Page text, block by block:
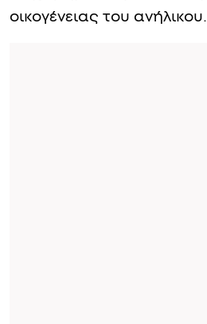
οικογένειας του ανήλικου.